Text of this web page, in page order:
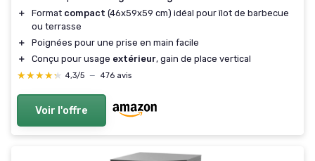
＋
Format compact (46x59x59 cm) idéal pour îlot de barbecue
ou terrasse
＋
Poignées pour une prise en main facile
＋
Conçu pour usage extérieur, gain de place vertical
★★★★★
★★★★★ 4,3/5 — 476 avis
Voir l'offre